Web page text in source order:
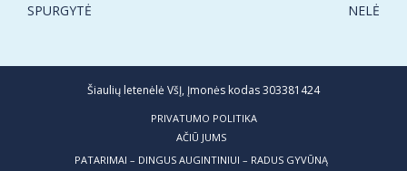
Post
SPURGYTĖ NELĖ
Šiaulių letenėlė VšĮ, Įmonės kodas 303381424
PRIVATUMO POLITIKA
AČIŪ JUMS
PATARIMAI – DINGUS AUGINTINIUI – RADUS GYVŪNĄ